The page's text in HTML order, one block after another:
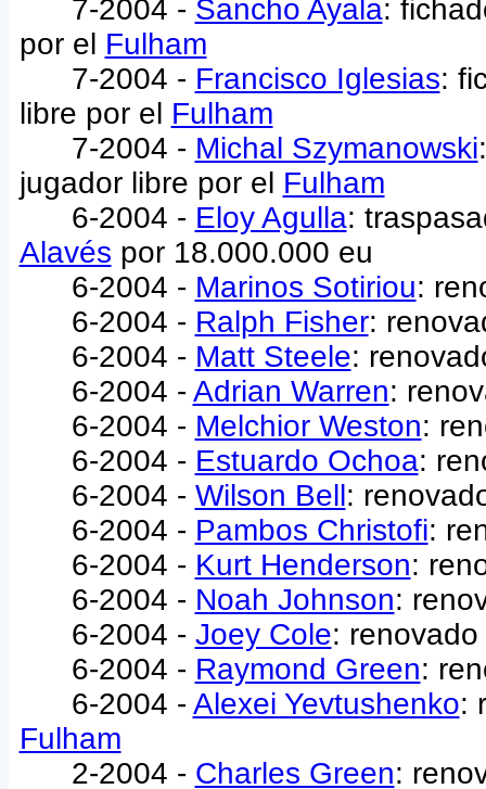
7-2004 - Sancho Ayala:
por el Fulham
7-2004 - Francisco Iglesias:
libre por el Fulham
7-2004 - Michal Szymanowski
jugador libre por el Fulham
6-2004 - Eloy Agulla:
Alavés por 18.000.000 eu
6-2004 - Marinos Sotiriou:
6-2004 - Ralph Fisher:
6-2004 - Matt Steele:
6-2004 - Adrian Warren:
6-2004 - Melchior Weston:
6-2004 - Estuardo Ochoa:
6-2004 - Wilson Bell:
6-2004 - Pambos Christofi:
6-2004 - Kurt Henderson:
6-2004 - Noah Johnson:
6-2004 - Joey Cole:
6-2004 - Raymond Green:
6-2004 - Alexei Yevtushenko:
Fulham
2-2004 - Charles Green: